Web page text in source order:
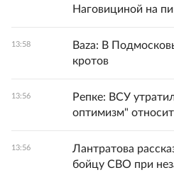
Наговициной на
13:58
Baza: В
кротов
13:56
Репке: ВСУ
оптимизм"
13:56
Лантратова
бойцу СВО при